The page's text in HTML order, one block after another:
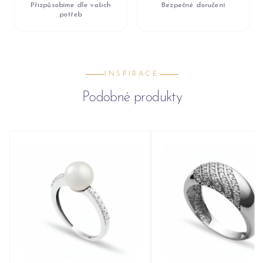
Přizpůsobíme dle vašich
potřeb
Bezpečné doručení
INSPIRACE
Podobné produkty